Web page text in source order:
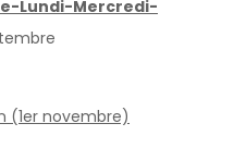
Lundi-Mercredi-
(1er novembre)